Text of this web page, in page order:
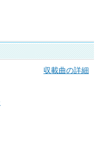
収載曲の詳細